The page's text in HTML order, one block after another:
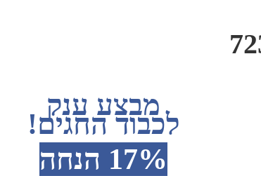
מבצע ענק
לכבוד החגים!
17% הנחה